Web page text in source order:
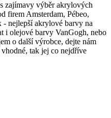
zajímavy výběr akrylových
firem Amsterdam, Pébeo,
- nejlepší akrylové barvy na
i olejové barvy VanGogh, nebo
o další výrobce, dejte nám
tak jej co nejdříve